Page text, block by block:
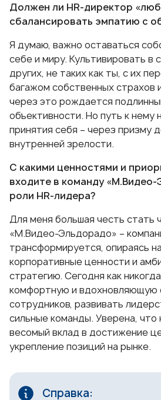
Должен ли HR-директор
сбалансировать эмпатию с
Я думаю, важно оставаться
себе и миру. Культивировать в
других, не таких как ты, с их
багажом собственных страхов
через это рождается
объективности. Но путь к нему
принятия себя – через призму
внутренней зрелости.
С какими ценностями и
входите в команду
роли HR-лидера?
Для меня большая честь стать
«М.Видео-Эльдорадо» –
трансформируется, опираясь
корпоративные ценности и
стратегию. Сегодня как
комфортную и вдохновляющую
сотрудников, развивать
сильные команды. Уверена, что
весомый вклад в достижение
укрепление позиций на рынке.